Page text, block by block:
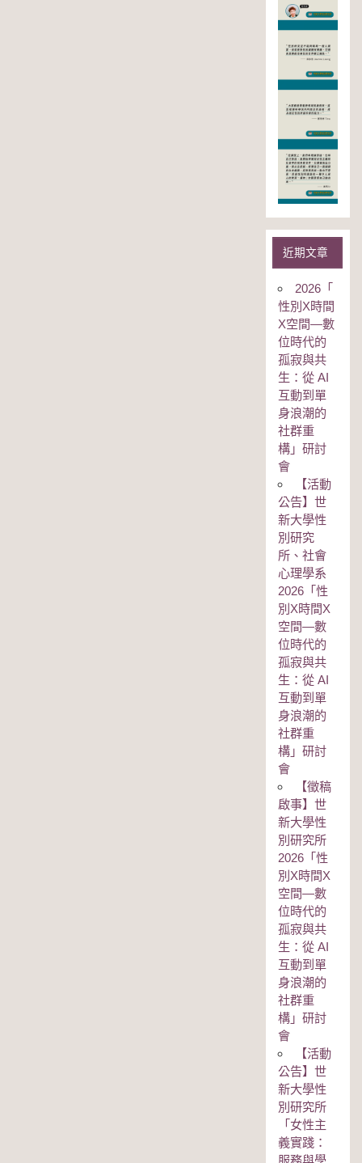
近期文章
2026「
性別Χ時間
Χ空間—數
位時代的
孤寂與共
生：從 AI
互動到單
身浪潮的
社群重
構」研討
會
【活動
公告】世
新大學性
別研究
所、社會
心理學系
2026「性
別Χ時間Χ
空間—數
位時代的
孤寂與共
生：從 AI
互動到單
身浪潮的
社群重
構」研討
會
【徵稿
啟事】世
新大學性
別研究所
2026「性
別Χ時間Χ
空間—數
位時代的
孤寂與共
生：從 AI
互動到單
身浪潮的
社群重
構」研討
會
【活動
公告】世
新大學性
別研究所
「女性主
義實踐：
服務與學